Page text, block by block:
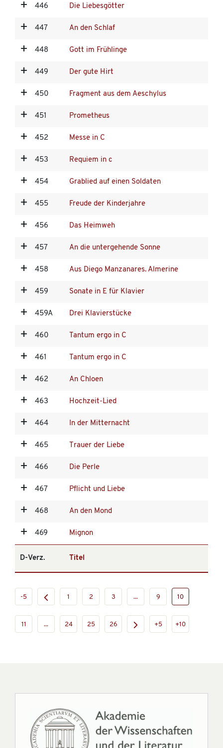
446 Die Liebesgötter
447 An den Schlaf
448 Gott im Frühlinge
449 Der gute Hirt
450 Fragment aus dem Aeschylus
451 Prometheus
452 Messe in C
453 Requiem in c
454 Grablied auf einen Soldaten
455 Freude der Kinderjahre
456 Das Heimweh
457 An die untergehende Sonne
458 Aus Diego Manzanares. Almerine
459 Sonate in E für Klavier
459A Drei Klavierstücke
460 Tantum ergo in C
461 Tantum ergo in C
462 An Chloen
463 Hochzeit-Lied
464 In der Mitternacht
465 Trauer der Liebe
466 Die Perle
467 Pflicht und Liebe
468 An den Mond
469 Mignon
D-Verz. Titel
-5 1 2 3 ... 9 10
11 ... 24 25 26 +5 +10